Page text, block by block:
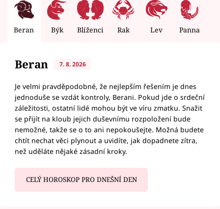
Beran Býk Blíženci Rak Lev Panna
Beran 7. 8. 2026
Je velmi pravděpodobné, že nejlepším řešením je dnes
jednoduše se vzdát kontroly, Berani. Pokud jde o srdeční
záležitosti, ostatní lidé mohou být ve víru zmatku. Snažit
se přijít na kloub jejich duševnímu rozpoložení bude
nemožné, takže se o to ani nepokoušejte. Možná budete
chtít nechat věci plynout a uvidíte, jak dopadnete zítra,
než uděláte nějaké zásadní kroky.
CELÝ HOROSKOP PRO DNEŠNÍ DEN